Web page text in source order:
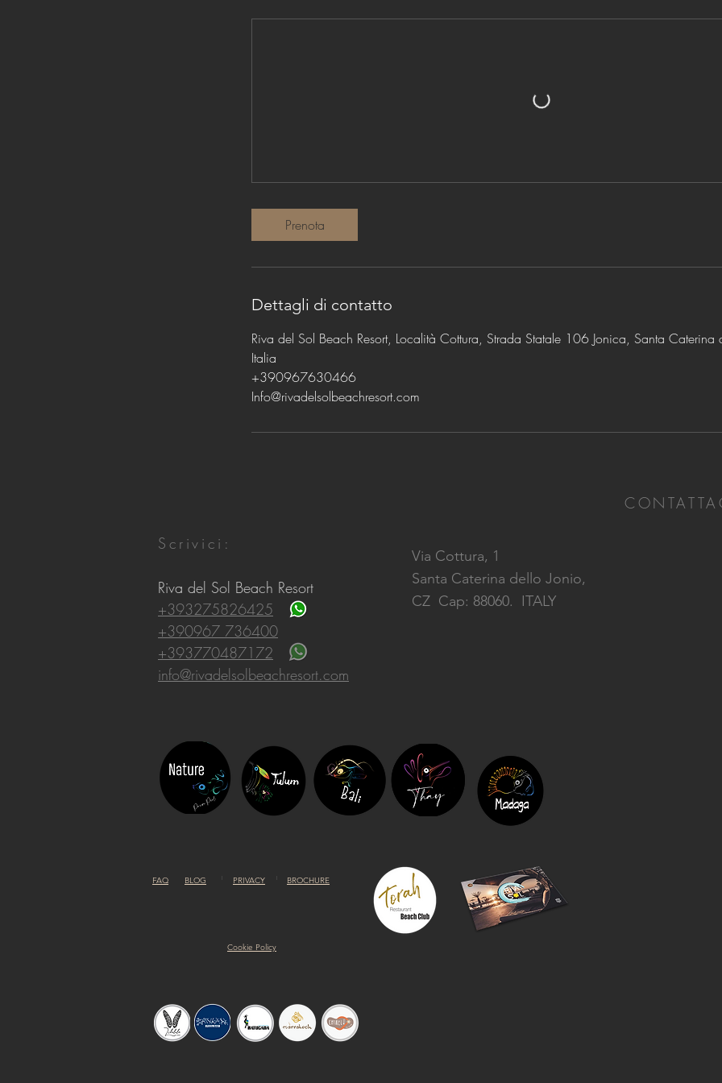
Prenota
Dettagli di contatto
Riva del Sol Beach Resort, Località Cottura, Strada Statale 106 Jonica, Santa
Italia
+390967630466
Info@rivadelsolbeachresort.com
Scrivici:
Riva del Sol Beach Resort
+393275826425
+390967 736400
+393770487172
info@rivadelsolbeachresort.com
Via Cottura, 1
Santa Caterina dello Jonio,
CZ Cap: 88060. ITALY
FAQ BLOG PRIVACY BROCHURE
Cookie Policy